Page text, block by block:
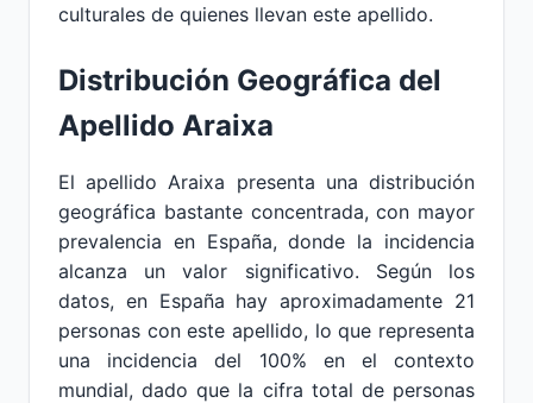
culturales de quienes llevan este apellido.
Distribución Geográfica del
Apellido Araixa
El apellido Araixa presenta una distribución
geográfica bastante concentrada, con mayor
prevalencia en España, donde la incidencia
alcanza un valor significativo. Según los
datos, en España hay aproximadamente 21
personas con este apellido, lo que representa
una incidencia del 100% en el contexto
mundial, dado que la cifra total de personas